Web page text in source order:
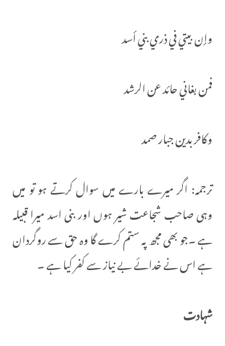
وإن بيتي في ذري بني أسد
فمن بغاني حائد عن الرشد
وكافر بدين جبار صمد
ترجمہ: اگر میرے بارے میں سوال کرتے ہو تو میں
وہی صاحب شجاعت شیر ہوں اور بنی اسد میرا قبیلہ
ہے ۔جو بھی مجھ پہ ستم کرے گا وہ حق سے روگردان
ہے اس نے خدائے بے نیاز سے کفر کیا ہے ۔
شہادت